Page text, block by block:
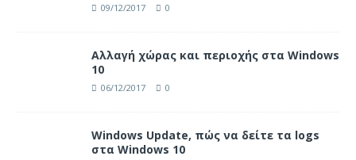
09/12/2017 0
Αλλαγή χώρας και περιοχής στα Windows
10
06/12/2017 0
Windows Update, πώς να δείτε τα logs
στα Windows 10